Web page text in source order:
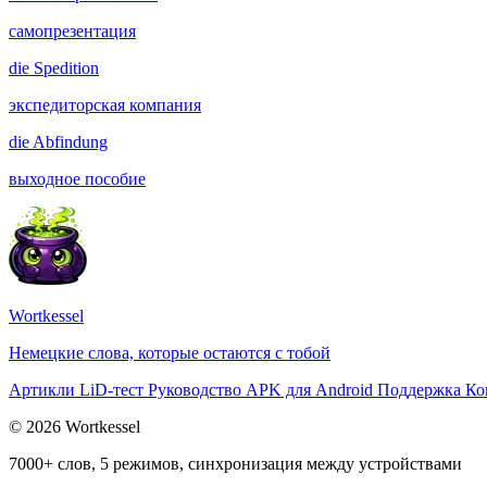
самопрезентация
die Spedition
экспедиторская компания
die Abfindung
выходное пособие
Wortkessel
Немецкие слова, которые остаются с тобой
Артикли LiD-тест Руководство APK для Android Поддержка
© 2026 Wortkessel
7000+ слов, 5 режимов, синхронизация между устройствами